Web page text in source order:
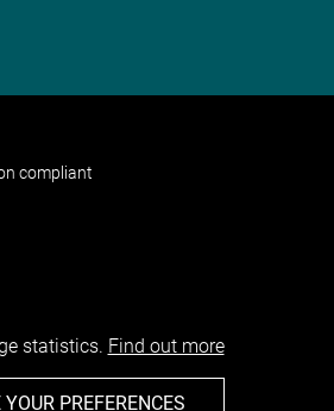
compliant
statistics. Find out more
PREFERENCES